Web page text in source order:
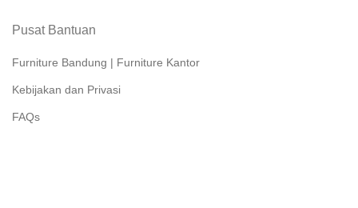
Pusat Bantuan
Furniture Bandung | Furniture Kantor
Kebijakan dan Privasi
FAQs